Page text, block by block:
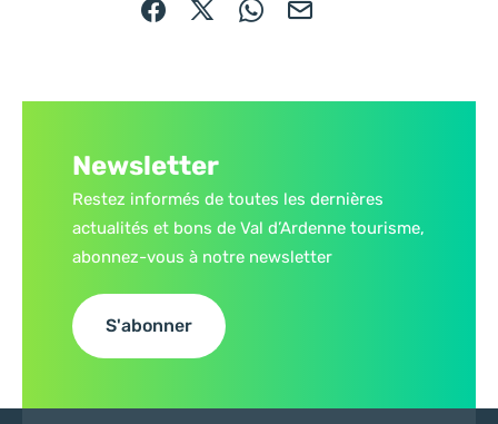
Partager sur Facebook (nouvelle fenêtre)
Partager sur X / Twitter (nouvelle
Partager sur WhatsApp
Partager par mail
Newsletter
Restez informés de toutes les dernières
actualités et bons de Val d’Ardenne tourisme,
abonnez-vous à notre newsletter
S'abonner